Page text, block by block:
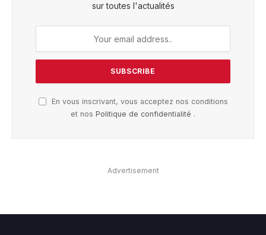
sur toutes l'actualités
En vous inscrivant, vous acceptez nos conditions
et nos Politique de confidentialité .
Advertisement